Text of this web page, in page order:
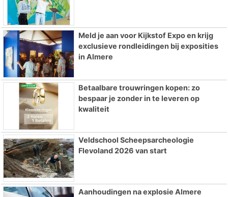
Meld je aan voor Kijkstof Expo en krijg
exclusieve rondleidingen bij exposities
in Almere
Betaalbare trouwringen kopen: zo
bespaar je zonder in te leveren op
kwaliteit
Veldschool Scheepsarcheologie
Flevoland 2026 van start
Aanhoudingen na explosie Almere